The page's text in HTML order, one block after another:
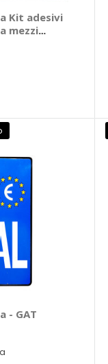
Kit adesivi
mezzi
- GAT